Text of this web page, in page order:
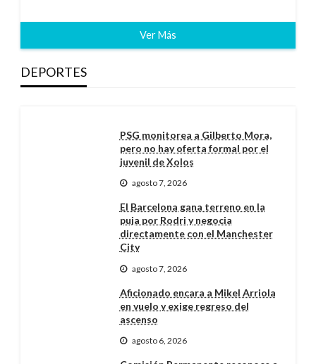
Ver Más
DEPORTES
PSG monitorea a Gilberto Mora,
pero no hay oferta formal por el
juvenil de Xolos
agosto 7, 2026
El Barcelona gana terreno en la
puja por Rodri y negocia
directamente con el Manchester
City
agosto 7, 2026
Aficionado encara a Mikel Arriola
en vuelo y exige regreso del
ascenso
agosto 6, 2026